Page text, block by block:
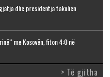
dhe presidentja takohen
me Kosovën, fiton 4:0 në
> Të gjitha